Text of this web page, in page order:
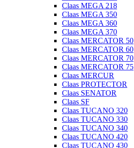
Claas MEGA 218
Claas MEGA 350
Claas MEGA 360
Claas MEGA 370
Claas MERCATOR 50
Claas MERCATOR 60
Claas MERCATOR 70
Claas MERCATOR 75
Claas MERCUR
Claas PROTECTOR
Claas SENATOR
Claas SF
Claas TUCANO 320
Claas TUCANO 330
Claas TUCANO 340
Claas TUCANO 420
Claas TUCANO 430